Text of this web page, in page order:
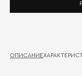
ОПИСАНИЕ